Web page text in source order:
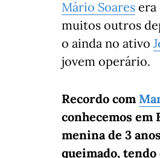
Mário Soares era
muitos outros
o ainda no ativo
jovem operário.
Recordo com
conhecemos em
menina de 3
queimado,